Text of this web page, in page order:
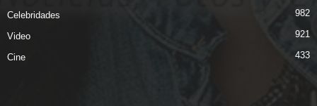
Celebridades 982
Video 921
Cine 433